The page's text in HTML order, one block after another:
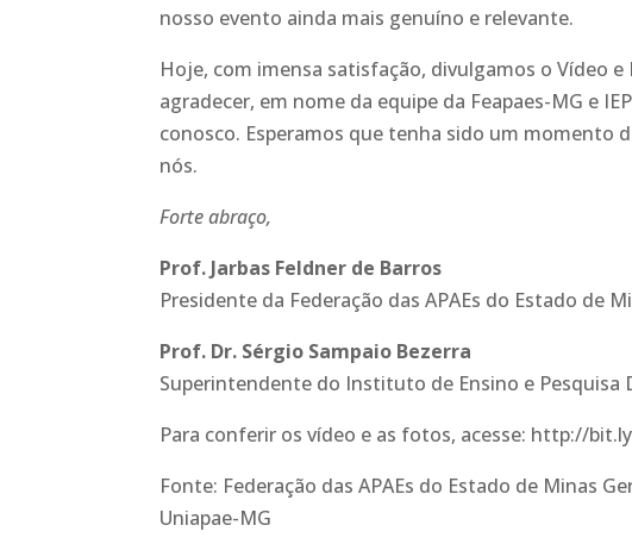
nosso evento ainda mais genuíno e relevante.
Hoje, com imensa satisfação, divulgamos o Vídeo
agradecer, em nome da equipe da Feapaes-MG e
conosco. Esperamos que tenha sido um momento
nós.
Forte abraço,
Prof. Jarbas Feldner de Barros
Presidente da Federação das APAEs do Estado de
Prof. Dr. Sérgio Sampaio Bezerra
Superintendente do Instituto de Ensino e Pesquisa
Para conferir os vídeo e as fotos, acesse: http://
Fonte: Federação das APAEs do Estado de Minas
Uniapae-MG